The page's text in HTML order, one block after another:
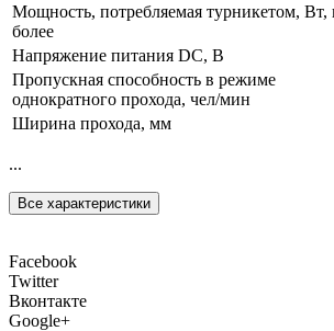
Мощность, потребляемая турникетом, Вт,
более
Напряжение питания DC, В
Пропускная способность в режиме
однократного прохода, чел/мин
Ширина прохода, мм
...
Все характеристики
Facebook
Twitter
Вконтакте
Google+